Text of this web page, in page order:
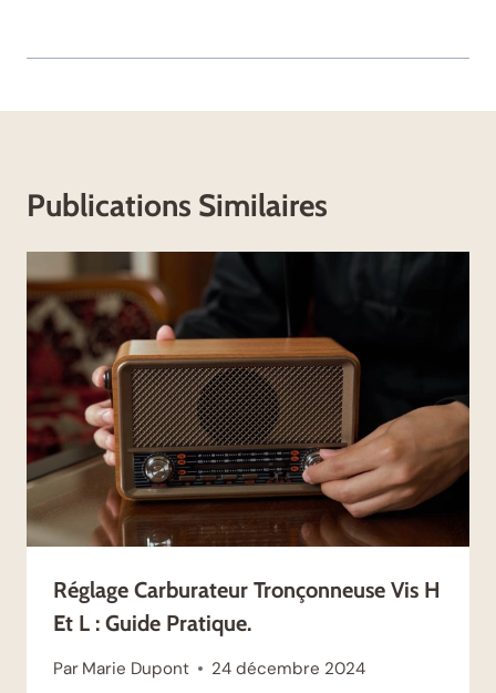
Publications Similaires
Réglage Carburateur Tronçonneuse Vis H
Et L : Guide Pratique.
Par Marie Dupont 24 décembre 2024